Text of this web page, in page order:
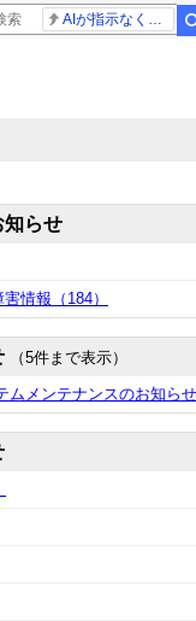
AIが指示なくサイバー攻撃
知らせ
害情報 （184）
（5件まで表示）
ムメンテナンスのお知らせ